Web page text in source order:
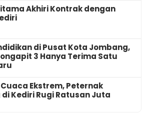
Akhiri Kontrak dengan
di Pusat Kota Jombang,
3 Hanya Terima Satu
Ekstrem, Peternak
Kediri Rugi Ratusan Juta